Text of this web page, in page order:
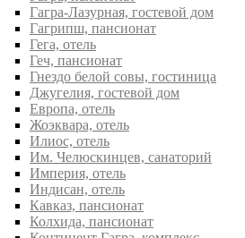
Гагра-Лазурная, гостевой дом
Гагрипш, пансионат
Гега, отель
Геч, пансионат
Гнездо белой совы, гостиница
Джугелия, гостевой дом
Европа, отель
Жоэквара, отель
Илиос, отель
Им. Челюскинцев, санаторий
Империя, отель
Индисан, отель
Кавказ, пансионат
Колхида, пансионат